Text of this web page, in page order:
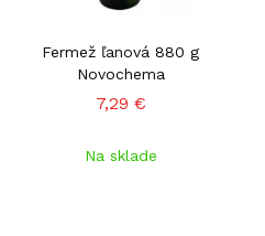
Fermež ľanová 880 g
Novochema
7,29 €
Na sklade